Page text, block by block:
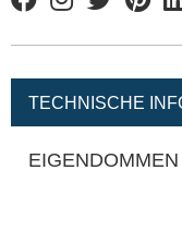
FacebookInstagram
Twitter
TECHNISCHE
EIGENDOMMEN